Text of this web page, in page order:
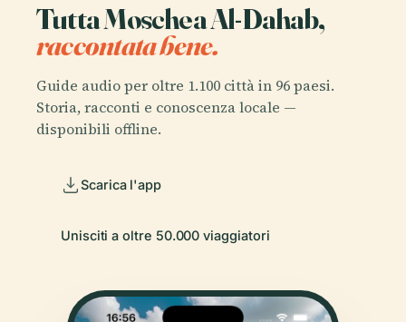
Tutta Moschea Al-Dahab,
raccontata bene.
Guide audio per oltre 1.100 città in 96 paesi.
Storia, racconti e conoscenza locale —
disponibili offline.
Scarica l'app
Unisciti a oltre 50.000 viaggiatori